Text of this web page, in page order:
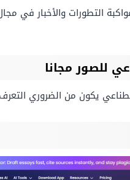
التطورات والأخبار في
للصور مجانا
يكون من الضروري